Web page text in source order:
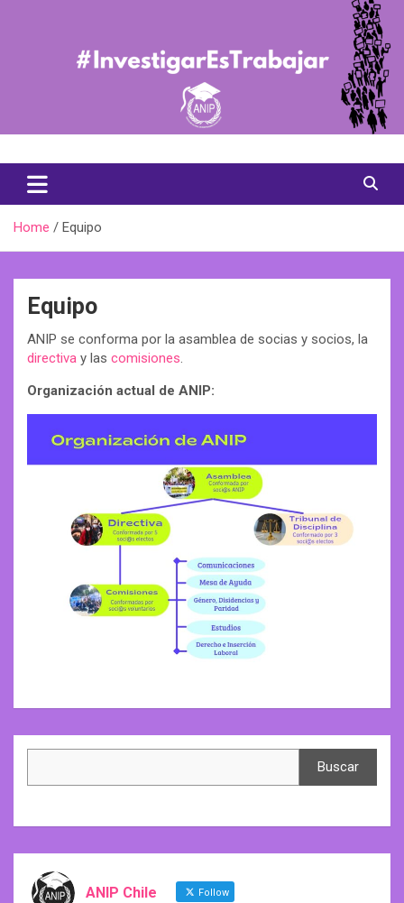
ANIP Chile
Home Equipo
Equipo
ANIP se conforma por la asamblea de socias y socios, la
directiva y las comisiones.
Organización actual de ANIP:
Buscar
ANIP Chile Follow